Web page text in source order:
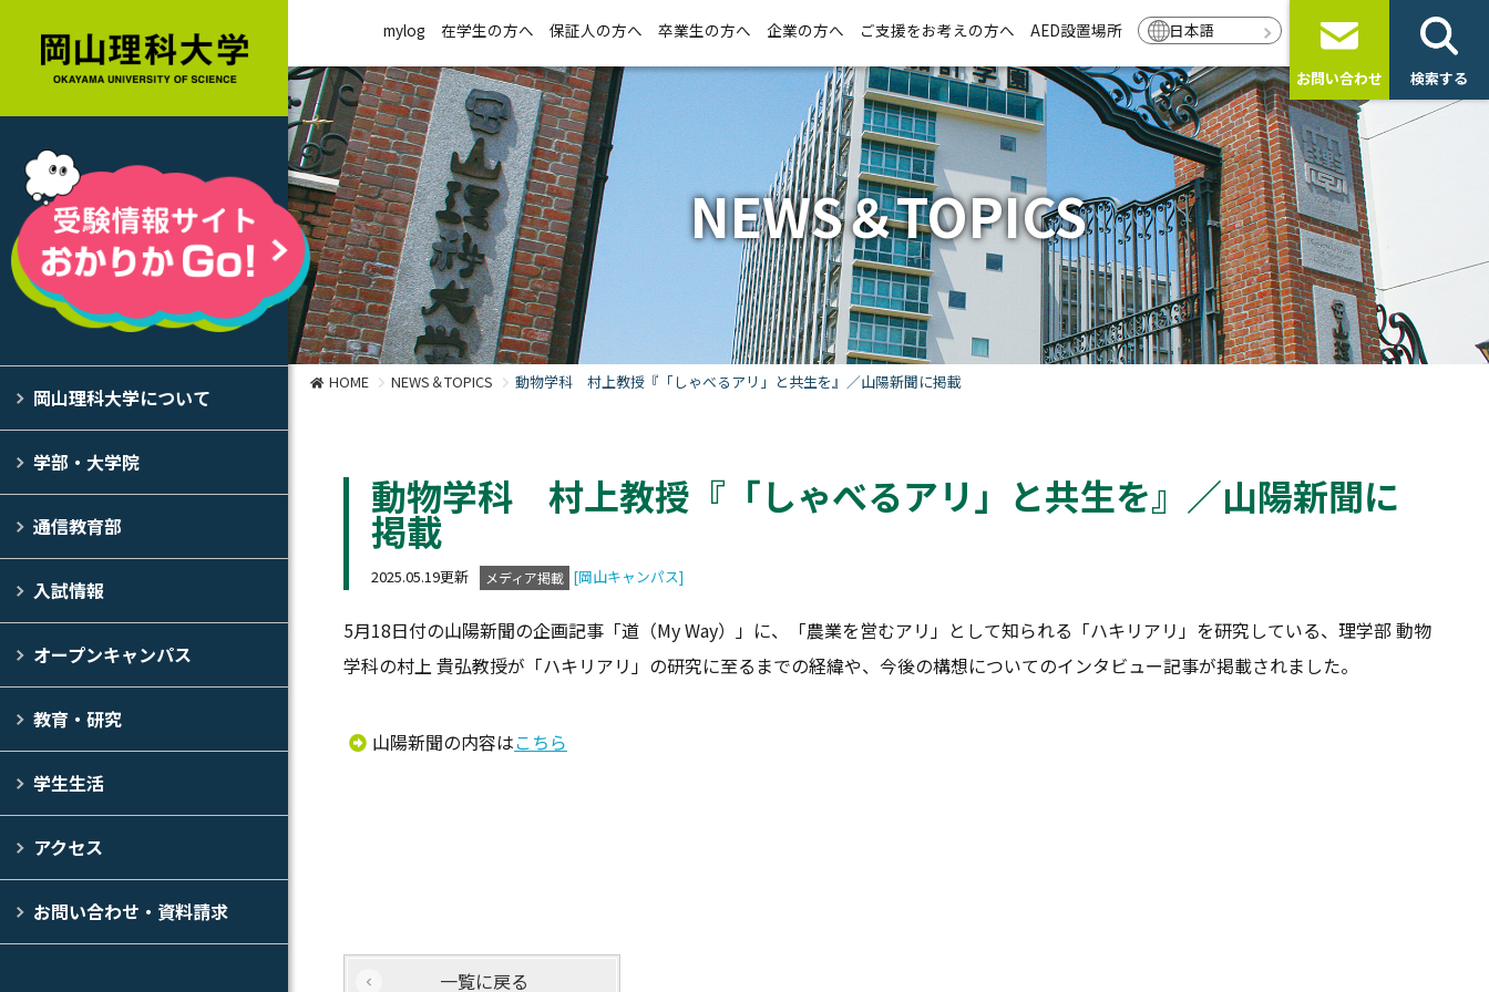
岡山理科大学について
学部・大学院
通信教育部
入試情報
オープンキャンパス
教育・研究
学生生活
アクセス
お問い合わせ・資料請求
mylog 在学生の方へ 保証人の方へ 卒業生の方へ 企業の方へ ご支援をお考えの方へ AED設置場所 日本語
お問い合わせ 検索する
NEWS＆TOPICS
HOME NEWS＆TOPICS 動物学科 村上教授『「しゃべるアリ」と共生を』／山陽新聞に掲載
動物学科 村上教授『「しゃべるアリ」と共生を』／山陽新聞に
掲載
2025.05.19更新 メディア掲載 [岡山キャンパス]
5月18日付の山陽新聞の企画記事「道（My Way）」に、「農業を営むアリ」として知られる「ハキリアリ」を研究している、理学部 動物
学科の村上 貴弘教授が「ハキリアリ」の研究に至るまでの経緯や、今後の構想についてのインタビュー記事が掲載されました。
山陽新聞の内容はこちら
一覧に戻る